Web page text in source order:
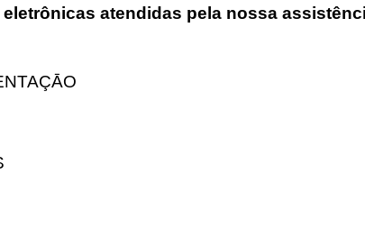
atendidas pela nossa